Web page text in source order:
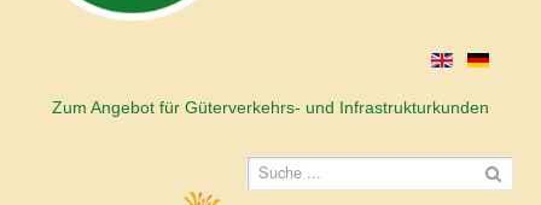
Zum Angebot für Güterverkehrs- und Infrastrukturkunden